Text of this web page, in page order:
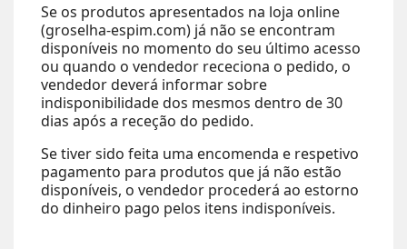
Se os produtos apresentados na loja online
(groselha-espim.com) já não se encontram
disponíveis no momento do seu último acesso
ou quando o vendedor receciona o pedido, o
vendedor deverá informar sobre
indisponibilidade dos mesmos dentro de 30
dias após a receção do pedido.
Se tiver sido feita uma encomenda e respetivo
pagamento para produtos que já não estão
disponíveis, o vendedor procederá ao estorno
do dinheiro pago pelos itens indisponíveis.